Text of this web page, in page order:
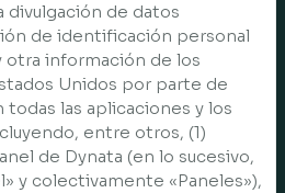
divulgación de datos
de identificación personal
otra información de los
Unidos por parte de
todas las aplicaciones y los
entre otros, (1)
de Dynata (en lo sucesivo,
y colectivamente «Paneles»),